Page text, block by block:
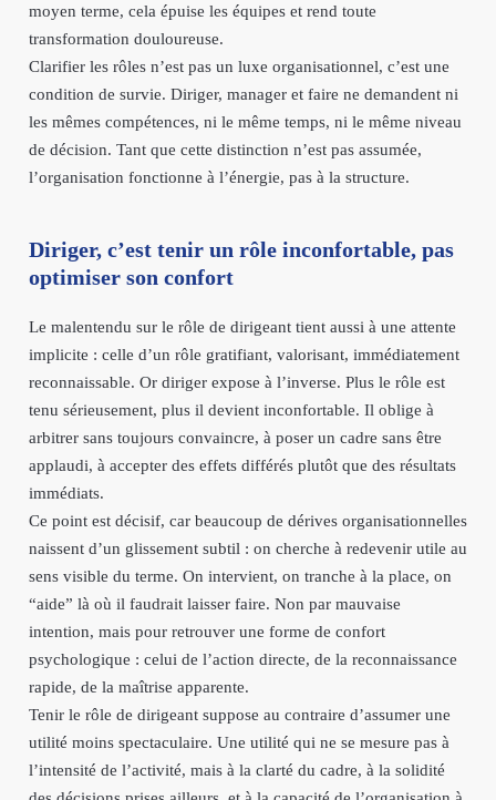
moyen terme, cela épuise les équipes et rend toute
transformation douloureuse.
Clarifier les rôles n’est pas un luxe organisationnel, c’est une
condition de survie. Diriger, manager et faire ne demandent ni
les mêmes compétences, ni le même temps, ni le même niveau
de décision. Tant que cette distinction n’est pas assumée,
l’organisation fonctionne à l’énergie, pas à la structure.
Diriger, c’est tenir un rôle inconfortable, pas
optimiser son confort
Le malentendu sur le rôle de dirigeant tient aussi à une attente
implicite : celle d’un rôle gratifiant, valorisant, immédiatement
reconnaissable. Or diriger expose à l’inverse. Plus le rôle est
tenu sérieusement, plus il devient inconfortable. Il oblige à
arbitrer sans toujours convaincre, à poser un cadre sans être
applaudi, à accepter des effets différés plutôt que des résultats
immédiats.
Ce point est décisif, car beaucoup de dérives organisationnelles
naissent d’un glissement subtil : on cherche à redevenir utile au
sens visible du terme. On intervient, on tranche à la place, on
“aide” là où il faudrait laisser faire. Non par mauvaise
intention, mais pour retrouver une forme de confort
psychologique : celui de l’action directe, de la reconnaissance
rapide, de la maîtrise apparente.
Tenir le rôle de dirigeant suppose au contraire d’assumer une
utilité moins spectaculaire. Une utilité qui ne se mesure pas à
l’intensité de l’activité, mais à la clarté du cadre, à la solidité